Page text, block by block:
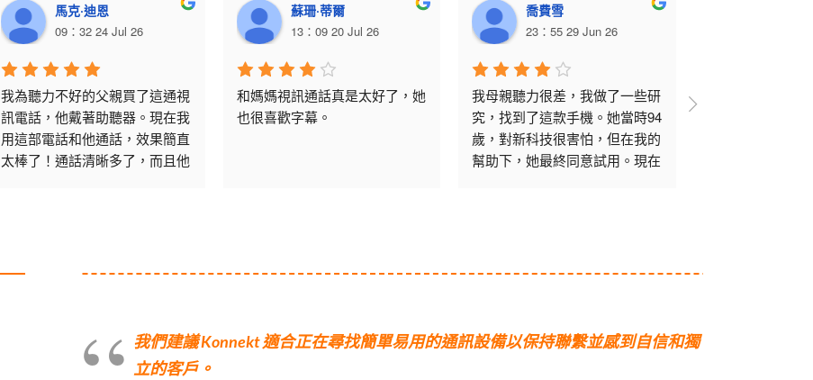
馬克·迪恩
09：32 24 Jul 26
我為聽力不好的父親買了這通視
訊電話，他戴著助聽器。現在我
用這部電話和他通話，效果簡直
太棒了！通話清晰多了，而且他
蘇珊·蒂爾
13：09 20 Jul 26
和媽媽視訊通話真是太好了，她
也很喜歡字幕。
喬費雪
23：55 29 Jun 26
我母親聽力很差，我做了一些研
究，找到了這款手機。她當時94
歲，對新科技很害怕，但在我的
幫助下，她最終同意試用。現在
我們建議 Konnekt 適合正在尋找簡單易用的通訊設備以保持聯繫並感到自信和獨
立的客戶。